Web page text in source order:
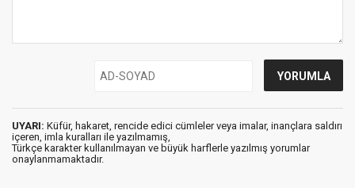
UYARI: Küfür, hakaret, rencide edici cümleler veya imalar, inançlara saldırı
içeren, imla kuralları ile yazılmamış,
Türkçe karakter kullanılmayan ve büyük harflerle yazılmış yorumlar
onaylanmamaktadır.